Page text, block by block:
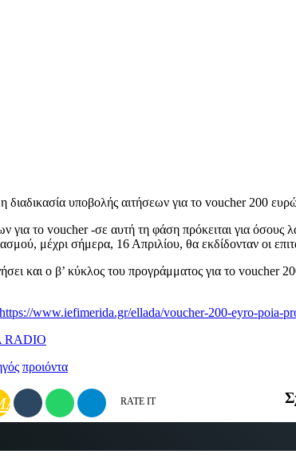
διαδικασία υποβολής αιτήσεων για το voucher 200
για το voucher -σε αυτή τη φάση πρόκειται για όσους
μέχρι σήμερα, 16 Απριλίου, θα εκδίδονταν οι
και ο β’ κύκλος του προγράμματος για το voucher
https://www.iefimerida.gr/ellada/voucher-200-eyro-poia-
RADIO
προιόντα
RATE IT